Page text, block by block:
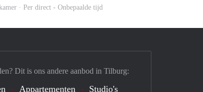
· Per direct - Onbepaalde tijd
Dit is ons andere aanbod in Tilburg:
Appartementen Studio's